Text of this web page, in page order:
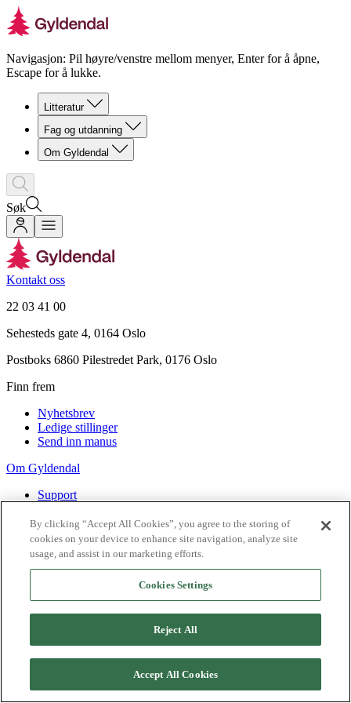
Navigasjon: Pil høyre/venstre mellom menyer, Enter for å åpne,
Escape for å lukke.
Litteratur
Fag og utdanning
Om Gyldendal
Søk
Kontakt oss
22 03 41 00
Sehesteds gate 4, 0164 Oslo
Postboks 6860 Pilestredet Park, 0176 Oslo
Finn frem
Nyhetsbrev
Ledige stillinger
Send inn manus
Om Gyldendal
Support
Agency
2026Gyldendal
Personvernerklæringer
Informasjonskapsler
By clicking “Accept All Cookies”, you agree to the storing of
cookies on your device to enhance site navigation, analyze site
usage, and assist in our marketing efforts.
Cookies Settings
Reject All
Accept All Cookies